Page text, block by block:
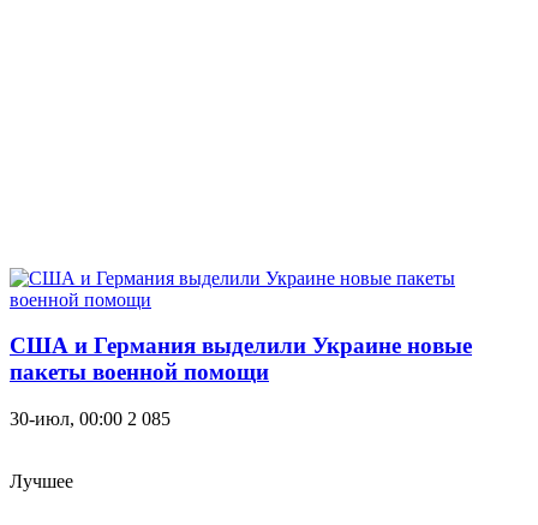
США и Германия выделили Украине новые
пакеты военной помощи
30-июл, 00:00 2 085
Лучшее